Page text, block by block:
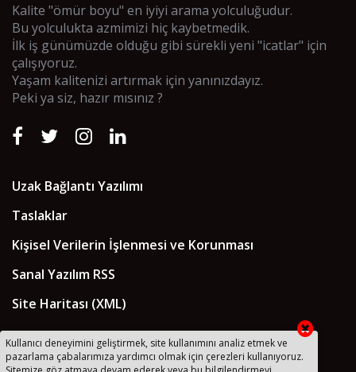
Kalite "ömür boyu" en iyiyi arama yolculuğudur.
Bu yolculukta azmimizi hiç kaybetmedik.
İlk iş günümüzde olduğu gibi sürekli yeni "icatlar" için
çalışıyoruz.
Yaşam kalitenizi artırmak için yanınızdayız.
Peki ya siz, hazır mısınız ?
Uzak Bağlantı Yazılımı
Taslaklar
Kişisel Verilerin İşlenmesi ve Korunması
Sanal Yazılım RSS
Site Haritası (XML)
Kullanıcı deneyimini geliştirmek, site kullanımını analiz etmek ve
pazarlama çabalarımıza yardımcı olmak için çerezleri kullanıyoruz.